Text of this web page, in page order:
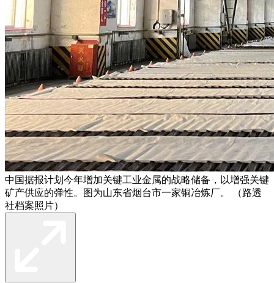
中国据报计划今年增加关键工业金属的战略储备，以增强关键
矿产供应的弹性。图为山东省烟台市一家铜冶炼厂。 （路透
社档案照片）